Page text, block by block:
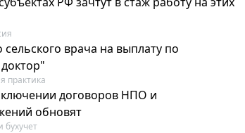
врача на выплату по
практика
договоров НПО и
обновят
бухучет